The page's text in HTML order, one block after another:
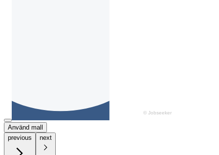
Använd mall
previous
next